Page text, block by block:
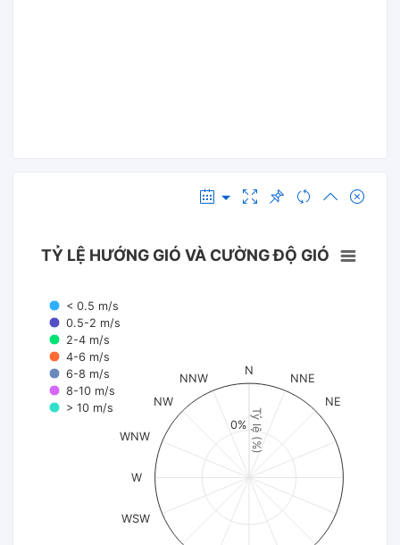
Tỷ lệ (%)
TỶ LỆ HƯỚNG GIÓ VÀ CƯỜNG ĐỘ GIÓ
< 0.5 m/s
0.5-2 m/s
2-4 m/s
4-6 m/s
6-8 m/s
8-10 m/s
> 10 m/s
N
NNE
NE
WSW
W
WNW
NW
NNW
0%